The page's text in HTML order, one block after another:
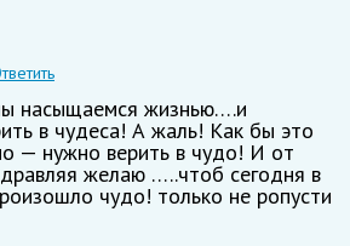
насыщаемся жизнью….и
в чудеса! А жаль! Как бы это
— нужно верить в чудо! И от
желаю …..чтоб сегодня в
чудо! только не ропусти